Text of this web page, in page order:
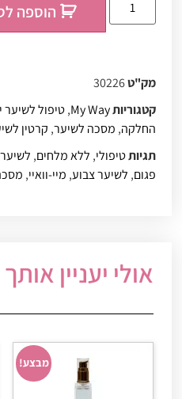
הוספה
מק"ט30226
קטגוריותMy Way
,טיפול לשיער
החלקה,מסכה לשיער,קרטין
תגיותטיפולי,ללא מלחים,לשיער
פגום,לשיער צבוע,מיי-וואיי,
אולי יעניין
מבצע!